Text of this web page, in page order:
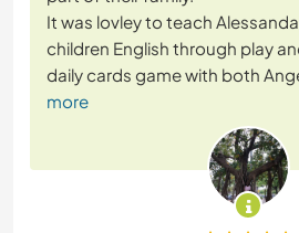
It was lovley to teach
children English through play
daily cards game with both
more